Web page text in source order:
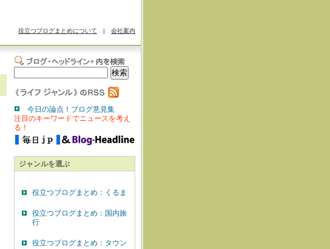
役立つブログまとめについて | 会社案内
今日の論点！ブログ意見集
注目のキーワードでニュースを考え
る！
ジャンルを選ぶ
役立つブログまとめ：くるま
役立つブログまとめ：国内旅
行
役立つブログまとめ：タウン